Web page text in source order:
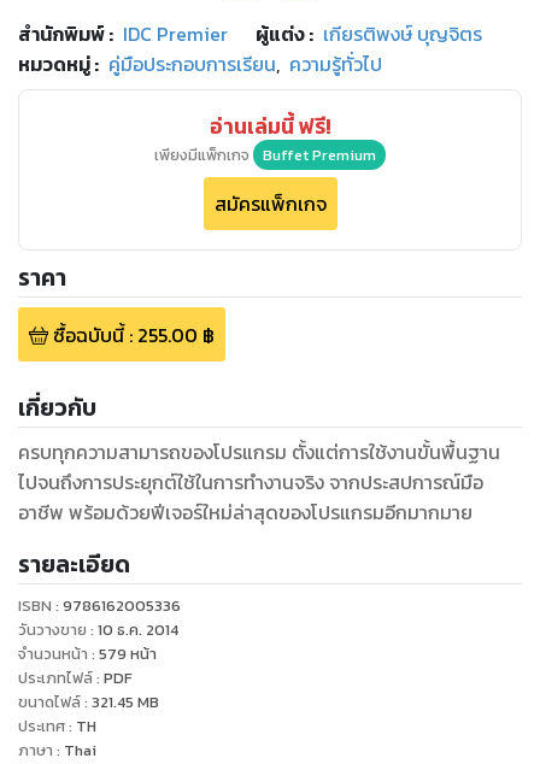
สำนักพิมพ์: IDC Premier ผู้แต่ง : เกียรติพงษ์ บุญจิตร
หมวดหมู่: คู่มือประกอบการเรียน, ความรู้ทั่วไป
อ่านเล่มนี้ ฟรี!
เพียงมีแพ็กเกจ Buffet Premium
สมัครแพ็กเกจ
ราคา
ซื้อฉบับนี้: 255.00 ฿
เกี่ยวกับ
ครบทุกความสามารถของโปรแกรม ตั้งแต่การใช้งานขั้นพื้นฐาน
ไปจนถึงการประยุกต์ใช้ในการทำงานจริง จากประสปการณ์มือ
อาชีพ พร้อมด้วยฟีเจอร์ใหม่ล่าสุดของโปรแกรมอีกมากมาย
รายละเอียด
ISBN : 9786162005336
วันวางขาย : 10 ธ.ค. 2014
จำนวนหน้า : 579 หน้า
ประเภทไฟล์: PDF
ขนาดไฟล์: 321.45 MB
ประเทศ: TH
ภาษา : Thai